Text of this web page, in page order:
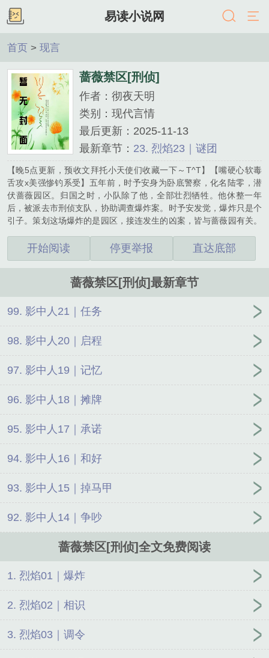
易读小说网
首页 > 现言
蔷薇禁区[刑侦]
作者：彻夜天明
类别：现代言情
最后更新：2025-11-13
最新章节： 23. 烈焰23｜谜团
【晚5点更新，预收文拜托小天使们收藏一下～T^T】【嘴硬心软毒
舌攻x美强惨钓系受】五年前，时予安身为卧底警察，化名陆零，潜
伏蔷薇园区。归国之时，小队除了他，全部壮烈牺牲。他休整一年
后，被派去市刑侦支队，协助调查爆炸案。时予安发觉，爆炸只是个
引子。策划这场爆炸的是园区，接连发生的凶案，皆与蔷薇园有关。
抓出蔷薇园的幕后黑手；更要替二十年前被人陷害的养母，找出真
凶。直到真相水落石出，时予安望着养母的坟墓，仿佛一切都是一场
不满。他明明对所有人都温柔地笑着，是别人口中情绪稳定的时顾
且这人手不能提，肩不能扛，连枪都握不住。真搞不懂，这种人也能
进刑侦队？后来的谢迟方，仅凭一张模糊的照片，一个像素点，他就
认出这是队里那个走路颤颤巍巍、孱弱但洞察人心、帮他破了好几桩
悬案、且有点作用的时予安。但这张照片备注不是时予安，而是卧底
靠着各项第一的成绩，顺利进入特情局。十九岁，
开始阅读 停更举报 直达底部
蔷薇禁区[刑侦]最新章节
99. 影中人21｜任务
98. 影中人20｜启程
97. 影中人19｜记忆
96. 影中人18｜摊牌
95. 影中人17｜承诺
94. 影中人16｜和好
93. 影中人15｜掉马甲
92. 影中人14｜争吵
蔷薇禁区[刑侦]全文免费阅读
1. 烈焰01｜爆炸
2. 烈焰02｜相识
3. 烈焰03｜调令